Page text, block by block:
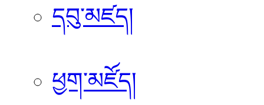
དབུ་མཛད།
ཕྱག་མཛོད།